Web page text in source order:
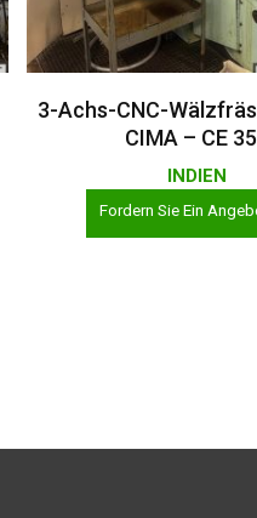
Weiterlesen
3-Achs-CNC-
CIMA – CE
INDIEN
Fordern Sie Ein